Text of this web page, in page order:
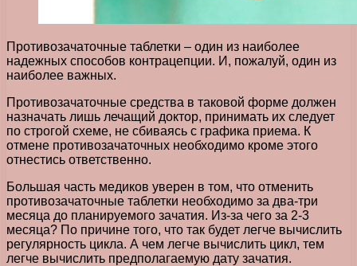
Противозачаточные таблетки – один из наиболее
надежных способов контрацепции. И, пожалуй, один из
наиболее важных.
Противозачаточные средства в таковой форме должен
назначать лишь лечащий доктор, принимать их следует
по строгой схеме, не сбиваясь с графика приема. К
отмене противозачаточных необходимо кроме этого
отнестись ответственно.
Большая часть медиков уверен в том, что отменить
противозачаточные таблетки необходимо за два-три
месяца до планируемого зачатия. Из-за чего за 2-3
месяца? По причине того, что так будет легче вычислить
регулярность цикла. А чем легче вычислить цикл, тем
легче вычислить предполагаемую дату зачатия.